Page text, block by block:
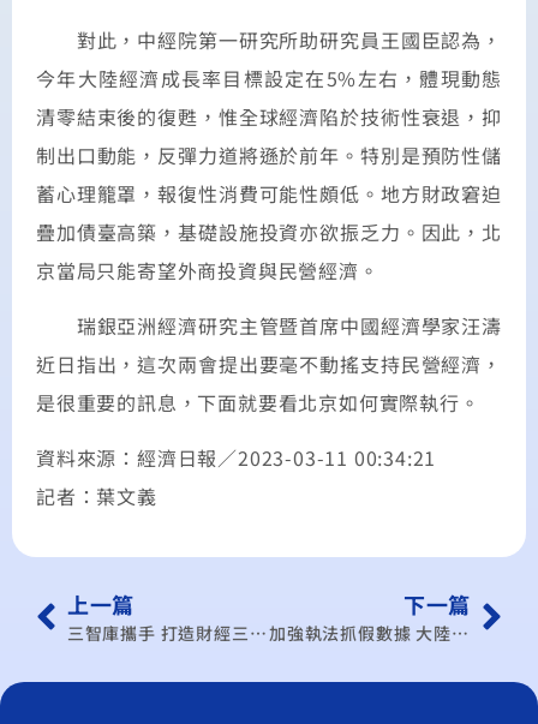
對此，中經院第一研究所助研究員王國臣認為，
今年大陸經濟成長率目標設定在5%左右，體現動態
清零結束後的復甦，惟全球經濟陷於技術性衰退，抑
制出口動能，反彈力道將遜於前年。特別是預防性儲
蓄心理籠罩，報復性消費可能性頗低。地方財政窘迫
疊加債臺高築，基礎設施投資亦欲振乏力。因此，北
京當局只能寄望外商投資與民營經濟。
瑞銀亞洲經濟研究主管暨首席中國經濟學家汪濤
近日指出，這次兩會提出要毫不動搖支持民營經濟，
是很重要的訊息，下面就要看北京如何實際執行。
資料來源：經濟日報／2023-03-11 00:34:21
記者：葉文義
上一篇
三智庫攜手 打造財經三合院
下一篇
加強執法抓假數據 大陸對GDP保5有信心